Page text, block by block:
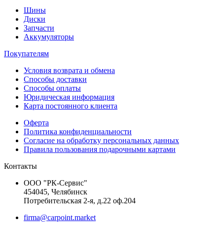
Шины
Диски
Запчасти
Аккумуляторы
Покупателям
Условия возврата и обмена
Способы доставки
Способы оплаты
Юридическая информация
Карта постоянного клиента
Оферта
Политика конфиденциальности
Согласие на обработку персональных данных
Правила пользования подарочными картами
Контакты
ООО "РК-Сервис"
454045, Челябинск
Потребительская 2-я, д.22 оф.204
firma@carpoint.market